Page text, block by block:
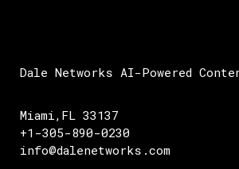
Dale Networks AI-Powered
Miami,FL 33137
+1-305-890-0230
info@dalenetworks.com